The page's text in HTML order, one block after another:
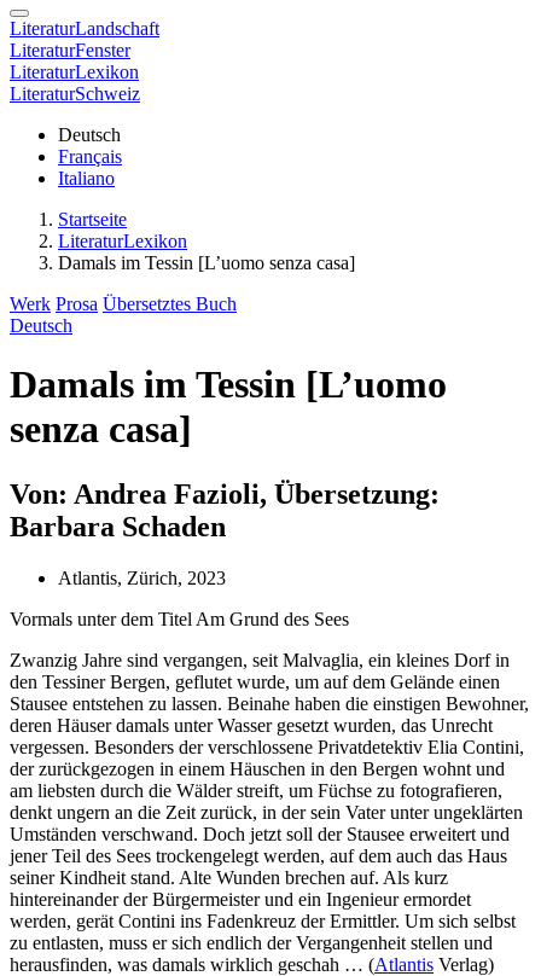
LiteraturLandschaft
LiteraturFenster
LiteraturLexikon
LiteraturSchweiz
Deutsch
Français
Italiano
Startseite
LiteraturLexikon
Damals im Tessin [L’uomo senza casa]
Werk Prosa Übersetztes Buch
Deutsch
Damals im Tessin [L’uomo
senza casa]
Von: Andrea Fazioli, Übersetzung:
Barbara Schaden
Atlantis, Zürich, 2023
Vormals unter dem Titel Am Grund des Sees
Zwanzig Jahre sind vergangen, seit Malvaglia, ein kleines Dorf in
den Tessiner Bergen, geflutet wurde, um auf dem Gelände einen
Stausee entstehen zu lassen. Beinahe haben die einstigen Bewohner,
deren Häuser damals unter Wasser gesetzt wurden, das Unrecht
vergessen. Besonders der verschlossene Privatdetektiv Elia Contini,
der zurückgezogen in einem Häuschen in den Bergen wohnt und
am liebsten durch die Wälder streift, um Füchse zu fotografieren,
denkt ungern an die Zeit zurück, in der sein Vater unter ungeklärten
Umständen verschwand. Doch jetzt soll der Stausee erweitert und
jener Teil des Sees trockengelegt werden, auf dem auch das Haus
seiner Kindheit stand. Alte Wunden brechen auf. Als kurz
hintereinander der Bürgermeister und ein Ingenieur ermordet
werden, gerät Contini ins Fadenkreuz der Ermittler. Um sich selbst
zu entlasten, muss er sich endlich der Vergangenheit stellen und
herausfinden, was damals wirklich geschah … (Atlantis Verlag)